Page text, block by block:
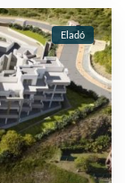
Eladó